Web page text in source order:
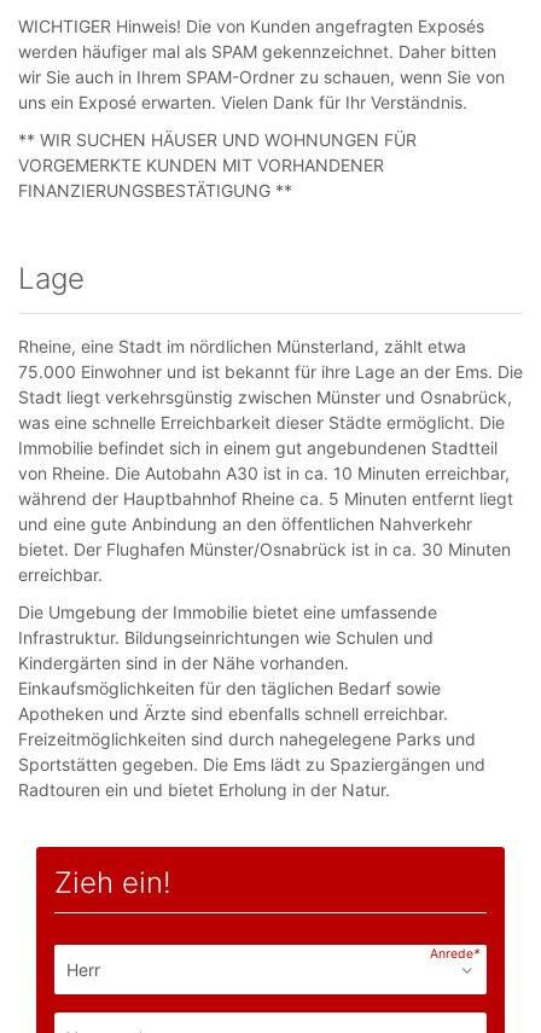
WICHTIGER Hinweis! Die von Kunden angefragten Exposés
werden häufiger mal als SPAM gekennzeichnet. Daher bitten
wir Sie auch in Ihrem SPAM-Ordner zu schauen, wenn Sie von
uns ein Exposé erwarten. Vielen Dank für Ihr Verständnis.
** WIR SUCHEN HÄUSER UND WOHNUNGEN FÜR
VORGEMERKTE KUNDEN MIT VORHANDENER
FINANZIERUNGSBESTÄTIGUNG **
Lage
Rheine, eine Stadt im nördlichen Münsterland, zählt etwa
75.000 Einwohner und ist bekannt für ihre Lage an der Ems. Die
Stadt liegt verkehrsgünstig zwischen Münster und Osnabrück,
was eine schnelle Erreichbarkeit dieser Städte ermöglicht. Die
Immobilie befindet sich in einem gut angebundenen Stadtteil
von Rheine. Die Autobahn A30 ist in ca. 10 Minuten erreichbar,
während der Hauptbahnhof Rheine ca. 5 Minuten entfernt liegt
und eine gute Anbindung an den öffentlichen Nahverkehr
bietet. Der Flughafen Münster/Osnabrück ist in ca. 30 Minuten
erreichbar.
Die Umgebung der Immobilie bietet eine umfassende
Infrastruktur. Bildungseinrichtungen wie Schulen und
Kindergärten sind in der Nähe vorhanden.
Einkaufsmöglichkeiten für den täglichen Bedarf sowie
Apotheken und Ärzte sind ebenfalls schnell erreichbar.
Freizeitmöglichkeiten sind durch nahegelegene Parks und
Sportstätten gegeben. Die Ems lädt zu Spaziergängen und
Radtouren ein und bietet Erholung in der Natur.
Zieh ein!
Anrede*